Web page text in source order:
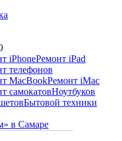
iPhoneРемонт iPad
телефонов
MacBookРемонт iMac
самокатовНоутбуков
Бытовой техники